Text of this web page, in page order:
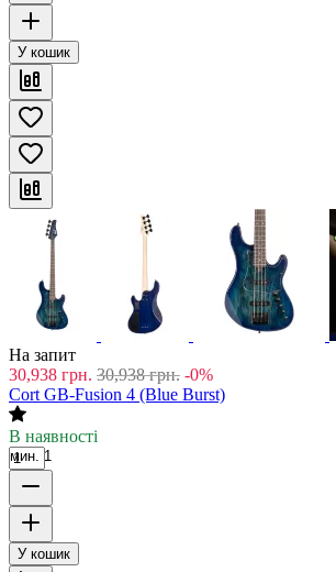
У кошик
На запит
30,938 грн. 30,938 грн. -0%
Cort GB-Fusion 4 (Blue Burst)
В наявності
мин. 1
У кошик